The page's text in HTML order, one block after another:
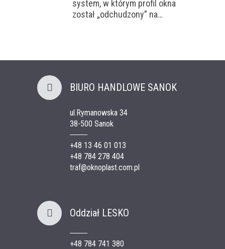
system, w którym profil okna
został „odchudzony” na…
BIURO HANDLOWE SANOK
ul.Rymanowska 34
38-500 Sanok
+48 13 46 01 013
+48 784 278 404
traf@oknoplast.com.pl
Oddział LESKO
+48 784 741 380